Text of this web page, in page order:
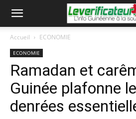
Accueil ECONOMIE
ECONOMIE
Ramadan et
Guinée plafonne
denrées